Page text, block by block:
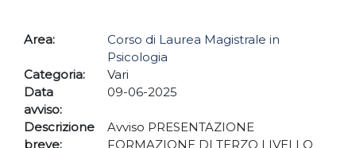
Area:
Corso di Laurea Magistrale in
Psicologia
Categoria:
Vari
Data
avviso:
09-06-2025
Descrizione
breve:
Avviso PRESENTAZIONE
FORMAZIONE DI TERZO LIVELLO